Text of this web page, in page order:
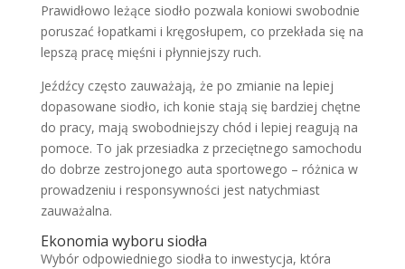
Prawidłowo leżące siodło pozwala koniowi swobodnie
poruszać łopatkami i kręgosłupem, co przekłada się na
lepszą pracę mięśni i płynniejszy ruch.
Jeźdźcy często zauważają, że po zmianie na lepiej
dopasowane siodło, ich konie stają się bardziej chętne
do pracy, mają swobodniejszy chód i lepiej reagują na
pomoce. To jak przesiadka z przeciętnego samochodu
do dobrze zestrojonego auta sportowego – różnica w
prowadzeniu i responsywności jest natychmiast
zauważalna.
Ekonomia wyboru siodła
Wybór odpowiedniego siodła to inwestycja, która